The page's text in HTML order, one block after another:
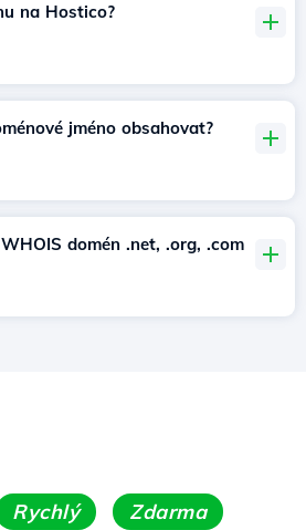
na Hostico?
jméno obsahovat?
domén .net, .org, .com
Rychlý Zdarma